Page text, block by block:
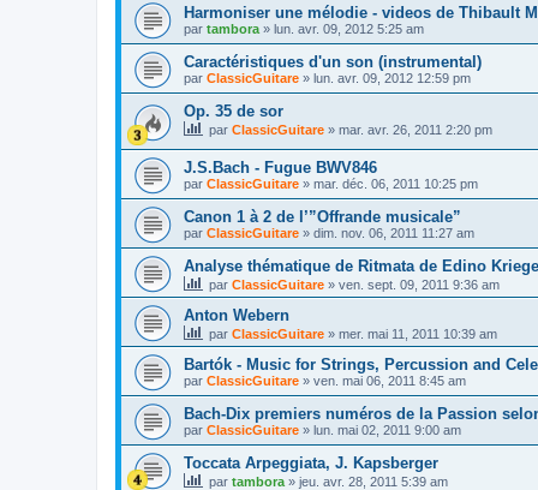
Harmoniser une mélodie - videos de Thibault
par tambora » lun. avr. 09, 2012 5:25 am
Caractéristiques d'un son (instrumental)
par ClassicGuitare » lun. avr. 09, 2012 12:59 pm
Op. 35 de sor
par ClassicGuitare » mar. avr. 26, 2011 2:20 pm
J.S.Bach - Fugue BWV846
par ClassicGuitare » mar. déc. 06, 2011 10:25 pm
Canon 1 à 2 de l’”Offrande musicale”
par ClassicGuitare » dim. nov. 06, 2011 11:27 am
Analyse thématique de Ritmata de Edino
par ClassicGuitare » ven. sept. 09, 2011 9:36 am
Anton Webern
par ClassicGuitare » mer. mai 11, 2011 10:39 am
Bartók - Music for Strings, Percussion and
par ClassicGuitare » ven. mai 06, 2011 8:45 am
Bach-Dix premiers numéros de la Passion
par ClassicGuitare » lun. mai 02, 2011 9:00 am
Toccata Arpeggiata, J. Kapsberger
par tambora » jeu. avr. 28, 2011 5:39 am